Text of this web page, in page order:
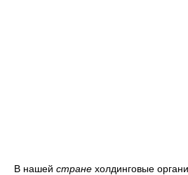
В нашей стране холдинговые